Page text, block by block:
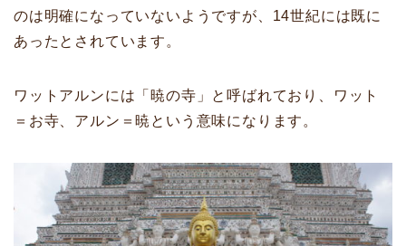
のは明確になっていないようですが、14世紀には既に
あったとされています。
ワットアルンには「暁の寺」と呼ばれており、ワット
＝お寺、アルン＝暁という意味になります。